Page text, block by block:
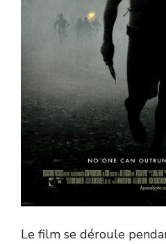
Le film se déroule